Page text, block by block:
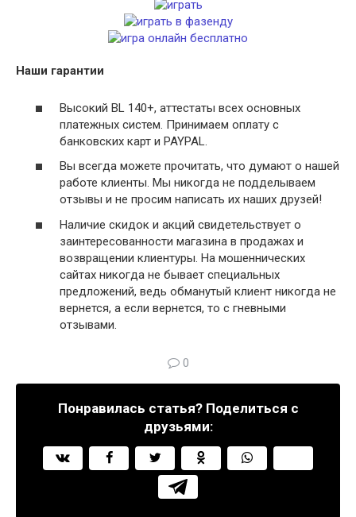
Наши гарантии
Высокий BL 140+, аттестаты всех основных
платежных систем. Принимаем оплату с
банковских карт и PAYPAL.
Вы всегда можете прочитать, что думают о нашей
работе клиенты. Мы никогда не подделываем
отзывы и не просим написать их наших друзей!
Наличие скидок и акций свидетельствует о
заинтересованности магазина в продажах и
возвращении клиентуры. На мошеннических
сайтах никогда не бывает специальных
предложений, ведь обманутый клиент никогда не
вернется, а если вернется, то с гневными
отзывами.
0
Понравилась статья? Поделиться с
друзьями: